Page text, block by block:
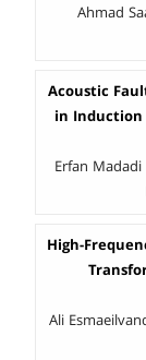
Ahmad
Acoustic
in Induction
Erfan
High-
Ali